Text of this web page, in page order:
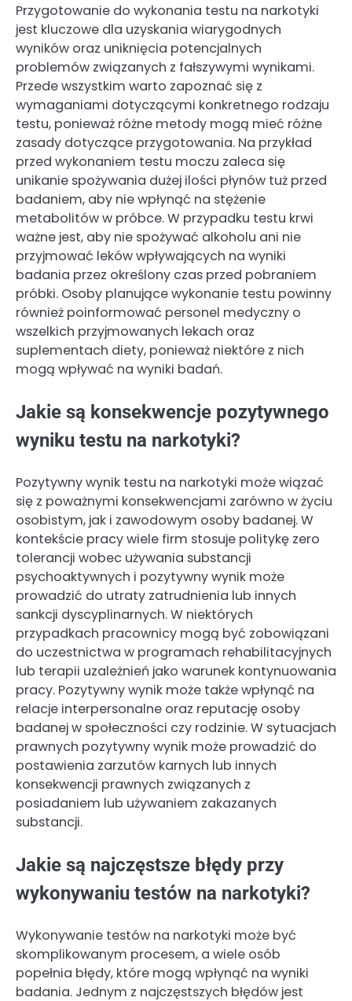
Przygotowanie do wykonania testu na narkotyki
jest kluczowe dla uzyskania wiarygodnych
wyników oraz uniknięcia potencjalnych
problemów związanych z fałszywymi wynikami.
Przede wszystkim warto zapoznać się z
wymaganiami dotyczącymi konkretnego rodzaju
testu, ponieważ różne metody mogą mieć różne
zasady dotyczące przygotowania. Na przykład
przed wykonaniem testu moczu zaleca się
unikanie spożywania dużej ilości płynów tuż przed
badaniem, aby nie wpłynąć na stężenie
metabolitów w próbce. W przypadku testu krwi
ważne jest, aby nie spożywać alkoholu ani nie
przyjmować leków wpływających na wyniki
badania przez określony czas przed pobraniem
próbki. Osoby planujące wykonanie testu powinny
również poinformować personel medyczny o
wszelkich przyjmowanych lekach oraz
suplementach diety, ponieważ niektóre z nich
mogą wpływać na wyniki badań.
Jakie są konsekwencje pozytywnego
wyniku testu na narkotyki?
Pozytywny wynik testu na narkotyki może wiązać
się z poważnymi konsekwencjami zarówno w życiu
osobistym, jak i zawodowym osoby badanej. W
kontekście pracy wiele firm stosuje politykę zero
tolerancji wobec używania substancji
psychoaktywnych i pozytywny wynik może
prowadzić do utraty zatrudnienia lub innych
sankcji dyscyplinarnych. W niektórych
przypadkach pracownicy mogą być zobowiązani
do uczestnictwa w programach rehabilitacyjnych
lub terapii uzależnień jako warunek kontynuowania
pracy. Pozytywny wynik może także wpłynąć na
relacje interpersonalne oraz reputację osoby
badanej w społeczności czy rodzinie. W sytuacjach
prawnych pozytywny wynik może prowadzić do
postawienia zarzutów karnych lub innych
konsekwencji prawnych związanych z
posiadaniem lub używaniem zakazanych
substancji.
Jakie są najczęstsze błędy przy
wykonywaniu testów na narkotyki?
Wykonywanie testów na narkotyki może być
skomplikowanym procesem, a wiele osób
popełnia błędy, które mogą wpłynąć na wyniki
badania. Jednym z najczęstszych błędów jest